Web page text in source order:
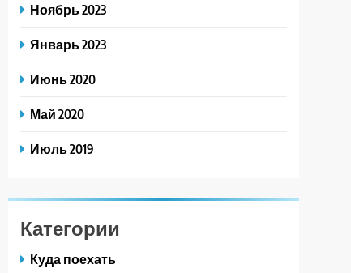
Ноябрь 2023
Январь 2023
Июнь 2020
Май 2020
Июль 2019
Категории
Куда поехать